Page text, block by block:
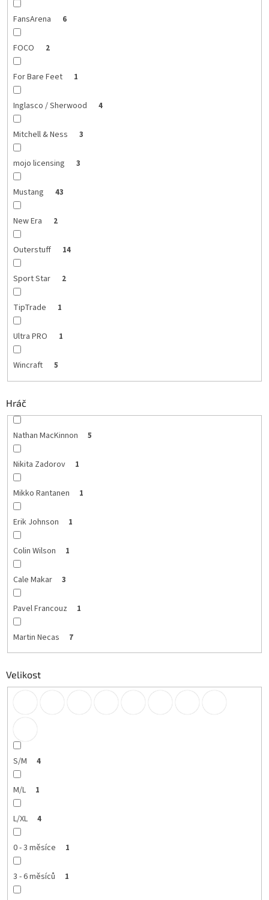
FansArena 6
FOCO 2
For Bare Feet 1
Inglasco / Sherwood 4
Mitchell & Ness 3
mojo licensing 3
Mustang 43
New Era 2
Outerstuff 14
Sport Star 2
TipTrade 1
Ultra PRO 1
Wincraft 5
Hráč
Nathan MacKinnon 5
Nikita Zadorov 1
Mikko Rantanen 1
Erik Johnson 1
Colin Wilson 1
Cale Makar 3
Pavel Francouz 1
Martin Necas 7
Velikost
S/M 4
M/L 1
L/XL 4
0 - 3 měsíce 1
3 - 6 měsíců 1